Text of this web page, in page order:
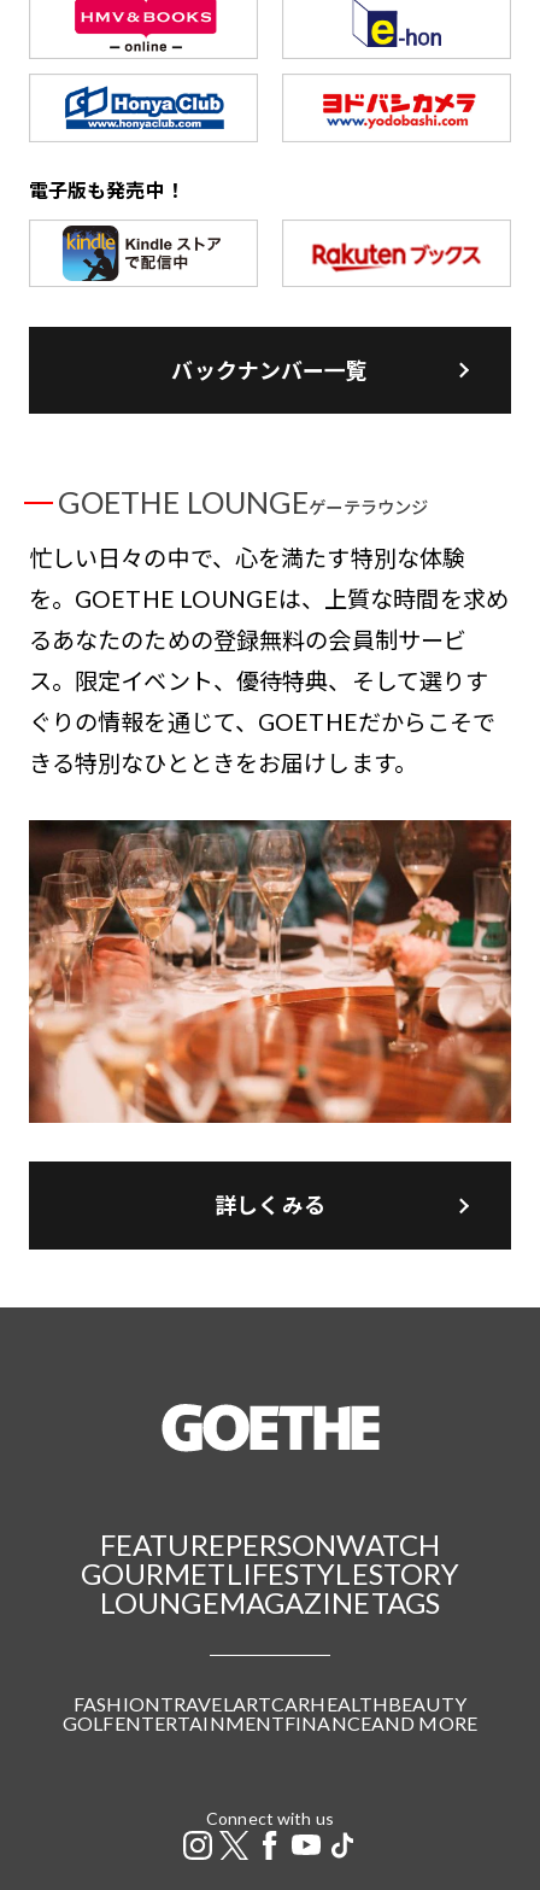
電子版も発売中！
バックナンバー一覧
GOETHE LOUNGEゲーテラウンジ
忙しい日々の中で、心を満たす特別な体験
を。GOETHE LOUNGEは、上質な時間を求め
るあなたのための登録無料の会員制サービ
ス。限定イベント、優待特典、そして選りす
ぐりの情報を通じて、GOETHEだからこそで
きる特別なひとときをお届けします。
詳しくみる
FEATUREPERSONWATCH
GOURMETLIFESTYLESTORY
LOUNGEMAGAZINETAGS
FASHIONTRAVELARTCARHEALTHBEAUTY
GOLFENTERTAINMENTFINANCEAND MORE
Connect with us